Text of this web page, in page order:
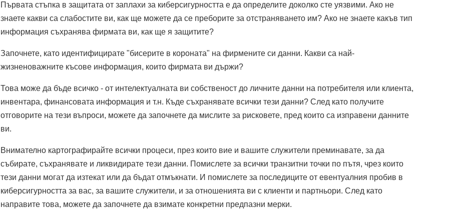
Първата стъпка в защитата от заплахи за киберсигурността е да определите доколко сте уязвими. Ако не
знаете какви са слабостите ви, как ще можете да се преборите за отстраняването им? Ако не знаете какъв тип
информация съхранява фирмата ви, как ще я защитите?
Започнете, като идентифицирате "бисерите в короната" на фирмените си данни. Какви са най-
жизненоважните късове информация, които фирмата ви държи?
Това може да бъде всичко - от интелектуалната ви собственост до личните данни на потребителя или клиента,
инвентара, финансовата информация и т.н. Къде съхранявате всички тези данни? След като получите
отговорите на тези въпроси, можете да започнете да мислите за рисковете, пред които са изправени данните
ви.
Внимателно картографирайте всички процеси, през които вие и вашите служители преминавате, за да
събирате, съхранявате и ликвидирате тези данни. Помислете за всички транзитни точки по пътя, чрез които
тези данни могат да изтекат или да бъдат отмъкнати. И помислете за последиците от евентуалния пробив в
киберсигурността за вас, за вашите служители, и за отношенията ви с клиенти и партньори. След като
направите това, можете да започнете да взимате конкретни предпазни мерки.